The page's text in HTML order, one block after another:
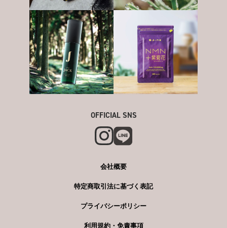
OFFICIAL SNS
会社概要
特定商取引法に基づく表記
プライバシーポリシー
利用規約・免責事項